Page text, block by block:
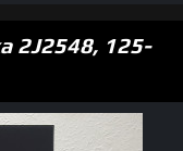
2J2548, 125-